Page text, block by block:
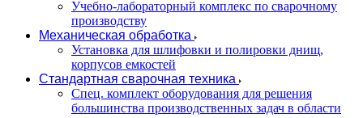
Учебно-лабораторный комплекс по сварочному
производству
Механическая обработка
Установка для шлифовки и полировки днищ,
корпусов емкостей
Стандартная сварочная техника
Спец. комплект оборудования для решения
большинства производственных задач в области